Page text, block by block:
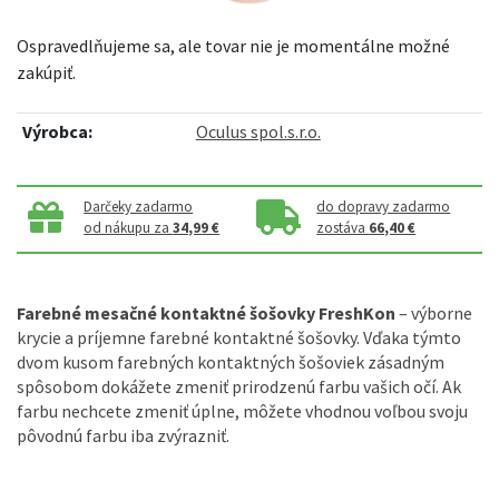
Ospravedlňujeme sa, ale tovar nie je momentálne možné
zakúpiť.
Výrobca: Oculus spol.s.r.o.
Darčeky zadarmo
od nákupu za34,99 €
do dopravy zadarmo
zostáva 66,40 €
Farebné mesačné kontaktné šošovky FreshKon – výborne
krycie a príjemne farebné kontaktné šošovky. Vďaka týmto
dvom kusom farebných kontaktných šošoviek zásadným
spôsobom dokážete zmeniť prirodzenú farbu vašich očí. Ak
farbu nechcete zmeniť úplne, môžete vhodnou voľbou svoju
pôvodnú farbu iba zvýrazniť.